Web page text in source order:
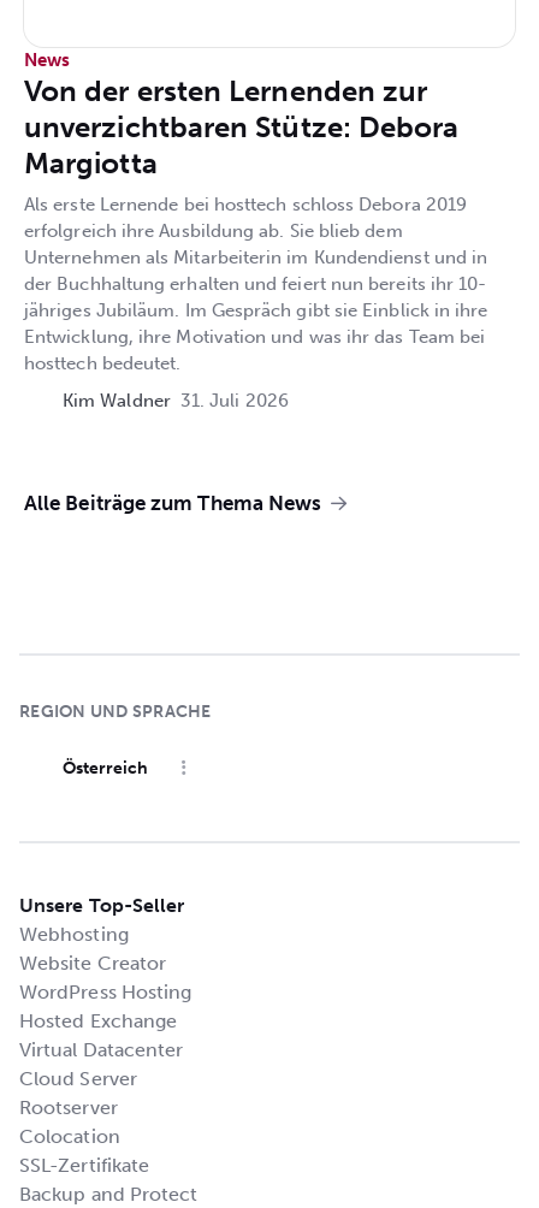
News
Von der ersten Lernenden zur
unverzichtbaren Stütze: Debora
Margiotta
Als erste Lernende bei hosttech schloss Debora 2019
erfolgreich ihre Ausbildung ab. Sie blieb dem
Unternehmen als Mitarbeiterin im Kundendienst und in
der Buchhaltung erhalten und feiert nun bereits ihr 10-
jähriges Jubiläum. Im Gespräch gibt sie Einblick in ihre
Entwicklung, ihre Motivation und was ihr das Team bei
hosttech bedeutet.
Kim Waldner 31. Juli 2026
News
REGION UND SPRACHE
Österreich
Unsere Top-Seller
Webhosting
Website Creator
WordPress Hosting
Hosted Exchange
Virtual Datacenter
Cloud Server
Rootserver
Colocation
SSL-Zertifikate
Backup and Protect